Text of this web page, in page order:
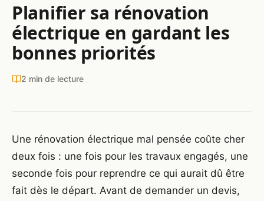
Planifier sa rénovation
électrique en gardant les
bonnes priorités
2 min de lecture
Une rénovation électrique mal pensée coûte cher
deux fois : une fois pour les travaux engagés, une
seconde fois pour reprendre ce qui aurait dû être
fait dès le départ. Avant de demander un devis,